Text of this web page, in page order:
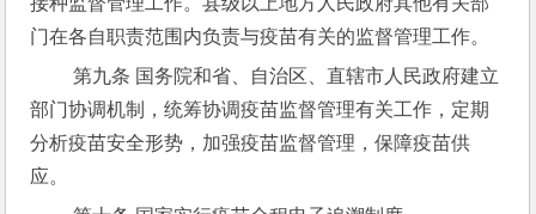
门在各自职责范围内负责与疫苗有关的监督管理工作。
第九条 国务院和省、自治区、直辖市人民政府建立
部门协调机制，统筹协调疫苗监督管理有关工作，定期
分析疫苗安全形势，加强疫苗监督管理，保障疫苗供
应。